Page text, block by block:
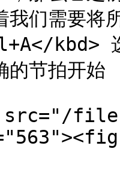
我们需要将
kbd> 选
的节拍开
files/